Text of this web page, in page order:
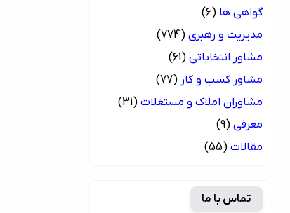
گواهی ها (6)
مدیریت و رهبری (774)
مشاور انتخاباتی (61)
مشاور کسب و کار (77)
مشاوران املاک و مستغلات (31)
معرفی (9)
مقالات (55)
تماس با ما